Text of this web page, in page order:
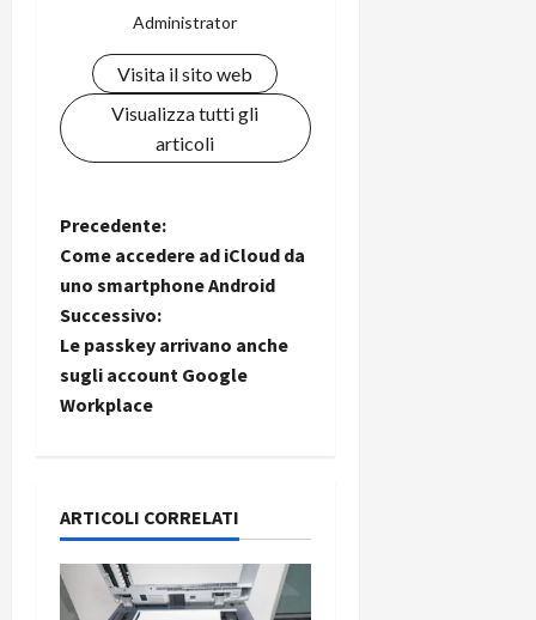
Administrator
Visita il sito web
Visualizza tutti gli
articoli
N
a
v
i
z
i
Precedente:
Come accedere ad iCloud da
uno smartphone Android
Successivo:
Le passkey arrivano anche
sugli account Google
Workplace
ARTICOLI CORRELATI